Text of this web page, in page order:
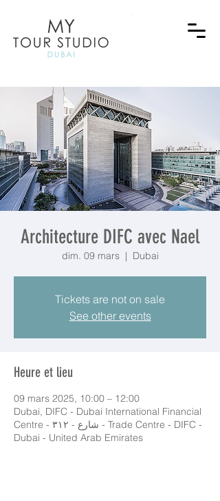
Architecture DIFC avec Nael
dim. 09 mars
  |
Dubai
Tickets are not on sale
See other events
Heure et lieu
09 mars 2025, 10:00 – 12:00
Dubai, DIFC - Dubai International Financial
Centre - شارع - ٣١٢ - Trade Centre - DIFC -
Dubai - United Arab Emirates